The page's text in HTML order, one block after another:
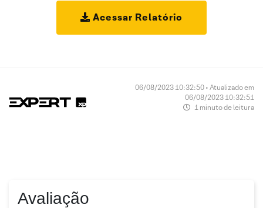
Acessar Relatório
06/08/2023 10:32:50 • Atualizado em
06/08/2023 10:32:51
1 minuto de leitura
Avaliação